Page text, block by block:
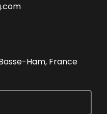
Ham, France